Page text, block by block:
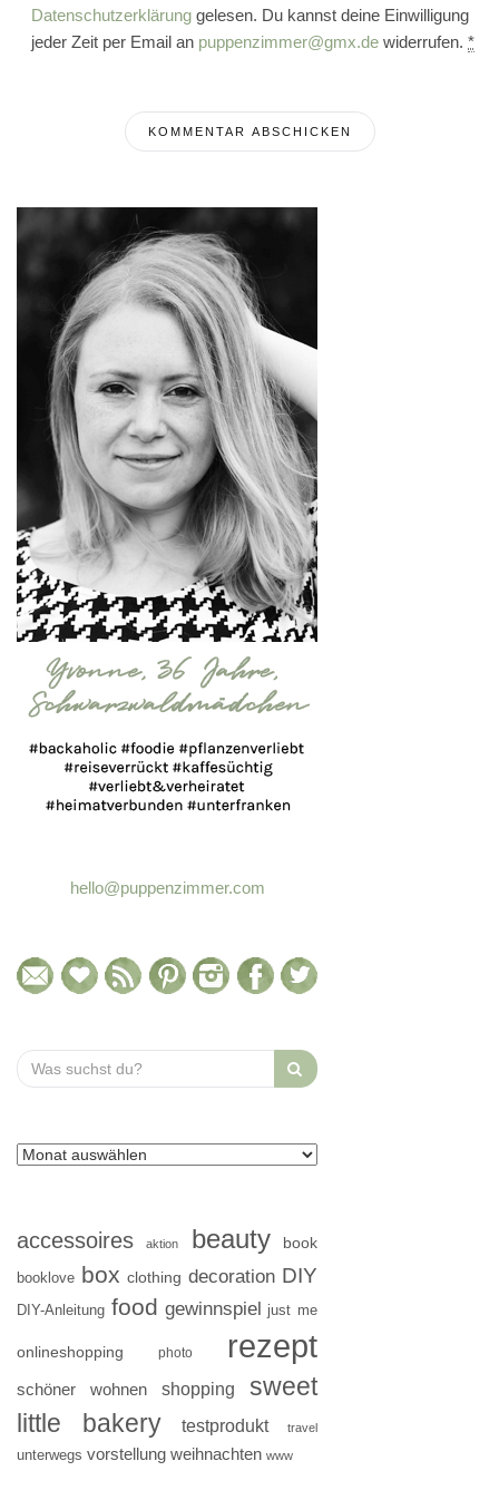
Datenschutzerklärung gelesen. Du kannst deine Einwilligung
jeder Zeit per Email an puppenzimmer@gmx.de widerrufen. *
hello@puppenzimmer.com
Search
for:
accessoires aktion beauty book
booklove box clothing decoration DIY
DIY-Anleitung food gewinnspiel just me
onlineshopping photo rezept
schöner wohnen shopping
sweet
little bakery
testprodukt travel
unterwegs vorstellung weihnachten www